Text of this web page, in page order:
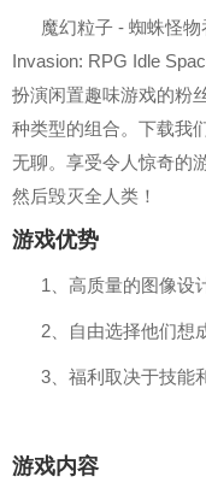
魔幻粒子 - 蜘蛛怪
Invasion: RPG Idle
扮演闲置趣味游戏的粉
种类型的组合。下载我
无聊。享受令人惊奇的
然后毁灭全人类！
游戏优势
1、高质量的图像设
2、自由选择他们想
3、福利取决于技能
游戏内容